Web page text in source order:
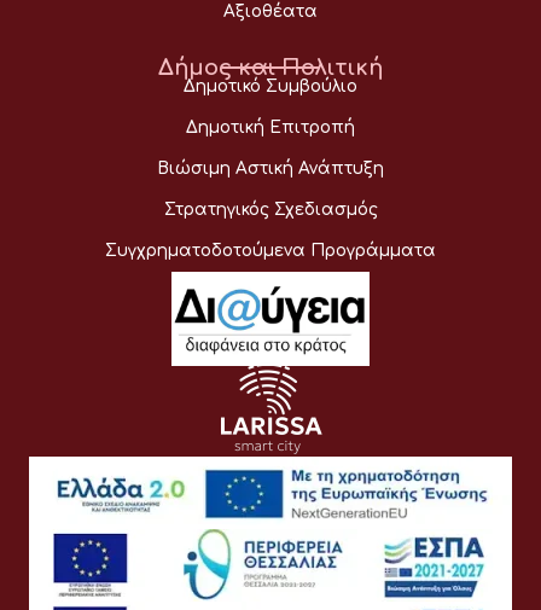
Αξιοθέατα
Δήμος και Πολιτική
Δημοτικό Συμβούλιο
Δημοτική Επιτροπή
Βιώσιμη Αστική Ανάπτυξη
Στρατηγικός Σχεδιασμός
Συγχρηματοδοτούμενα Προγράμματα